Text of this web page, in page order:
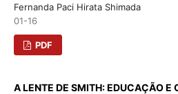
Fernanda Paci Hirata Shimada
01-16
PDF
A LENTE DE SMITH: EDUCAÇÃO E